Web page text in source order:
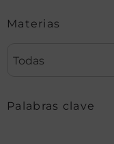
Materias
Todas
Palabras clave